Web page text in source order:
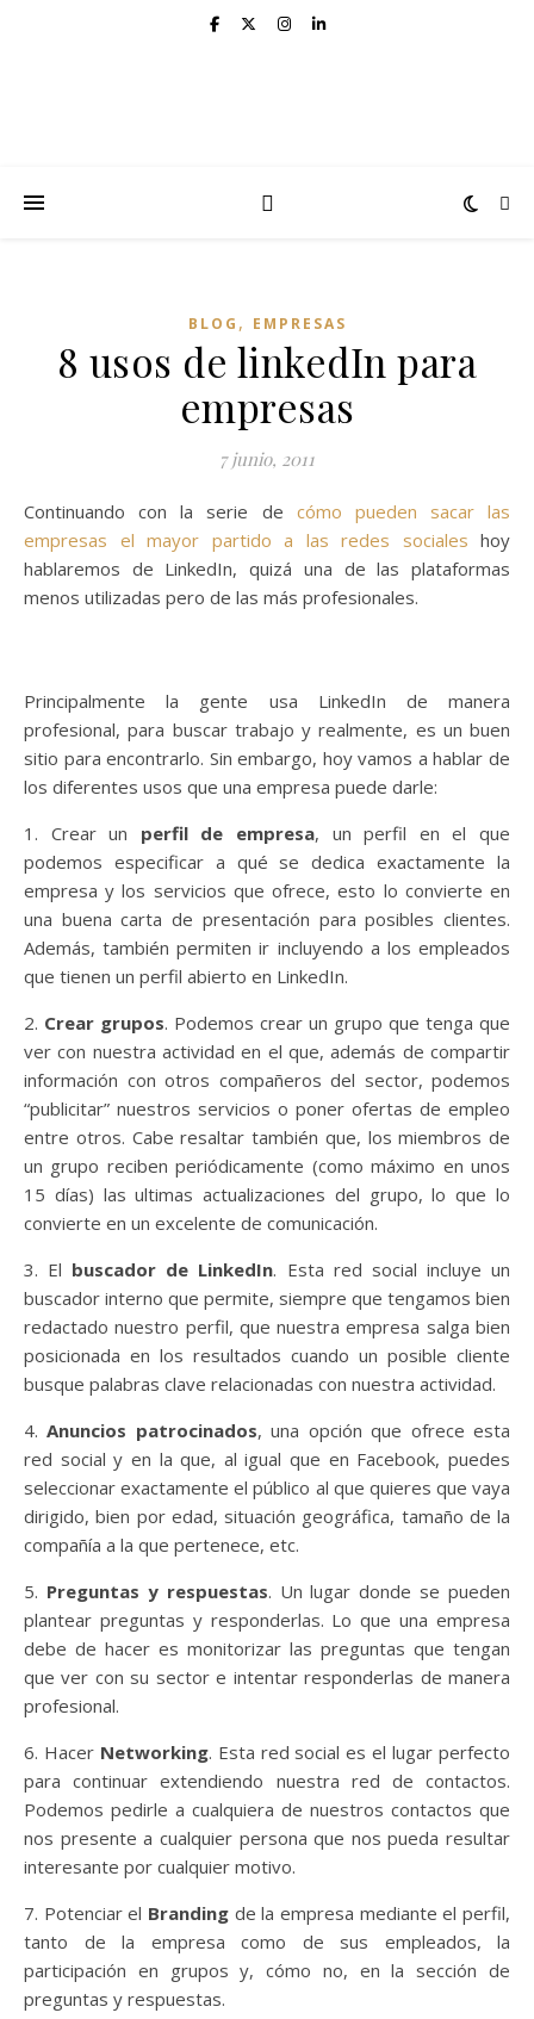
BLOG , EMPRESAS
8 usos de linkedIn para
empresas
7 junio, 2011
Continuando con la serie de cómo pueden sacar las
empresas el mayor partido a las redes sociales hoy
hablaremos de LinkedIn, quizá una de las plataformas
menos utilizadas pero de las más profesionales.
Principalmente la gente usa LinkedIn de manera
profesional, para buscar trabajo y realmente, es un buen
sitio para encontrarlo. Sin embargo, hoy vamos a hablar de
los diferentes usos que una empresa puede darle:
1. Crear un perfil de empresa, un perfil en el que
podemos especificar a qué se dedica exactamente la
empresa y los servicios que ofrece, esto lo convierte en
una buena carta de presentación para posibles clientes.
Además, también permiten ir incluyendo a los empleados
que tienen un perfil abierto en LinkedIn.
2. Crear grupos. Podemos crear un grupo que tenga que
ver con nuestra actividad en el que, además de compartir
información con otros compañeros del sector, podemos
“publicitar” nuestros servicios o poner ofertas de empleo
entre otros. Cabe resaltar también que, los miembros de
un grupo reciben periódicamente (como máximo en unos
15 días) las ultimas actualizaciones del grupo, lo que lo
convierte en un excelente de comunicación.
3. El buscador de LinkedIn. Esta red social incluye un
buscador interno que permite, siempre que tengamos bien
redactado nuestro perfil, que nuestra empresa salga bien
posicionada en los resultados cuando un posible cliente
busque palabras clave relacionadas con nuestra actividad.
4.Anuncios patrocinados, una opción que ofrece esta
red social y en la que, al igual que en Facebook, puedes
seleccionar exactamente el público al que quieres que vaya
dirigido, bien por edad, situación geográfica, tamaño de la
compañía a la que pertenece, etc.
5. Preguntas y respuestas. Un lugar donde se pueden
plantear preguntas y responderlas. Lo que una empresa
debe de hacer es monitorizar las preguntas que tengan
que ver con su sector e intentar responderlas de manera
profesional.
6. Hacer Networking. Esta red social es el lugar perfecto
para continuar extendiendo nuestra red de contactos.
Podemos pedirle a cualquiera de nuestros contactos que
nos presente a cualquier persona que nos pueda resultar
interesante por cualquier motivo.
7. Potenciar el Branding de la empresa mediante el perfil,
tanto de la empresa como de sus empleados, la
participación en grupos y, cómo no, en la sección de
preguntas y respuestas.